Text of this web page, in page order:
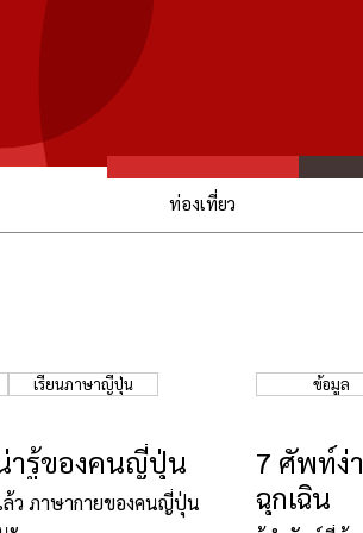
ท่องเที่ยว
เรียนภาษาญี่ปุ่น
ารู้ของคนญี่ปุ่น
ว ภาษากายของคนญี่ปุ่น
ข้อมูล
7 ศัพท์ง่
ฉุกเฉิน